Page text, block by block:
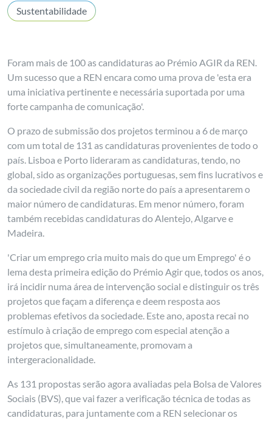
Sustentabilidade
Foram mais de 100 as candidaturas ao Prémio AGIR da REN.
Um sucesso que a REN encara como uma prova de 'esta era
uma iniciativa pertinente e necessária suportada por uma
forte campanha de comunicação'.
O prazo de submissão dos projetos terminou a 6 de março
com um total de 131 as candidaturas provenientes de todo o
país. Lisboa e Porto lideraram as candidaturas, tendo, no
global, sido as organizações portuguesas, sem fins lucrativos e
da sociedade civil da região norte do país a apresentarem o
maior número de candidaturas. Em menor número, foram
também recebidas candidaturas do Alentejo, Algarve e
Madeira.
'Criar um emprego cria muito mais do que um Emprego' é o
lema desta primeira edição do Prémio Agir que, todos os anos,
irá incidir numa área de intervenção social e distinguir os três
projetos que façam a diferença e deem resposta aos
problemas efetivos da sociedade. Este ano, aposta recai no
estímulo à criação de emprego com especial atenção a
projetos que, simultaneamente, promovam a
intergeracionalidade.
As 131 propostas serão agora avaliadas pela Bolsa de Valores
Sociais (BVS), que vai fazer a verificação técnica de todas as
candidaturas, para juntamente com a REN selecionar os